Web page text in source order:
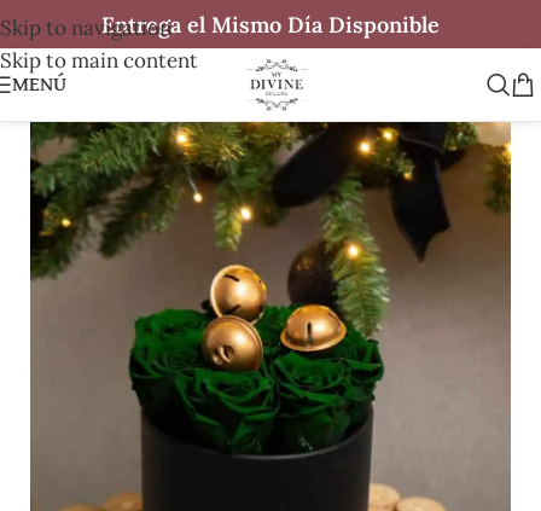
Skip to navigation
Skip to main content
Entrega el Mismo Día Disponible
MENÚ